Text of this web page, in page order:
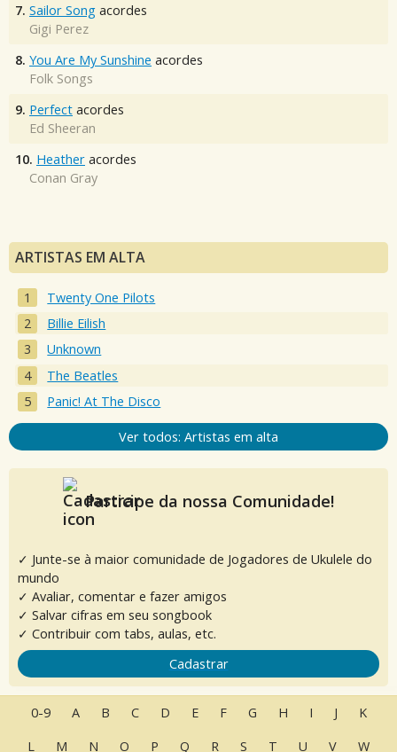
7. Sailor Song acordes
Gigi Perez
8. You Are My Sunshine acordes
Folk Songs
9. Perfect acordes
Ed Sheeran
10. Heather acordes
Conan Gray
ARTISTAS EM ALTA
Twenty One Pilots
Billie Eilish
Unknown
The Beatles
Panic! At The Disco
Ver todos: Artistas em alta
Participe da nossa Comunidade!
✓ Junte-se à maior comunidade de Jogadores de Ukulele do
mundo
✓ Avaliar, comentar e fazer amigos
✓ Salvar cifras em seu songbook
✓ Contribuir com tabs, aulas, etc.
Cadastrar
0-9 A B C D E F G H I J
K
L
M N O P Q R S T U V W